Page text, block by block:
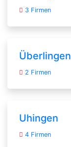
3 Firmen
Überlingen
2 Firmen
Uhingen
4 Firmen